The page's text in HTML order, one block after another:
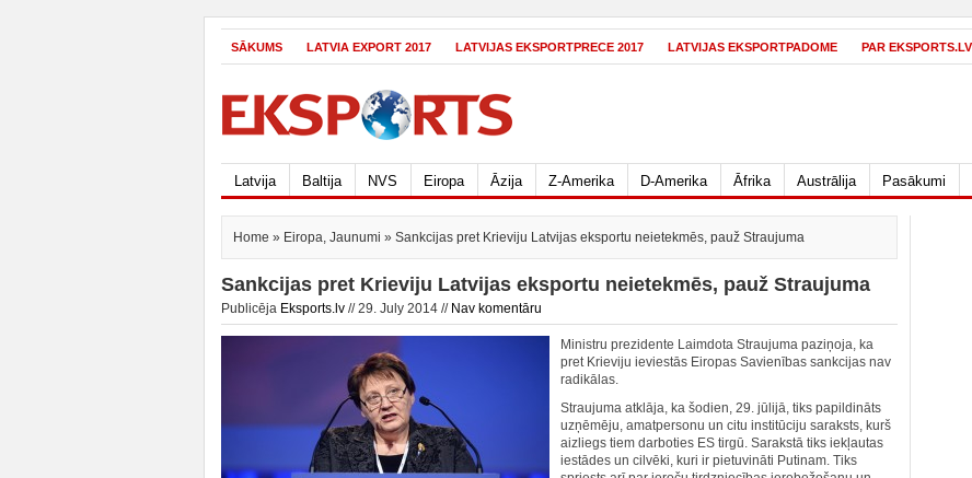
SĀKUMS LATVIA EXPORT 2017 LATVIJAS EKSPORTPRECE 2017 LATVIJAS EKSPORTPADOME PAR EKSPORTS.LV
Latvija Baltija NVS Eiropa Āzija Z-Amerika D-Amerika Āfrika Austrālija Pasākumi
Home » Eiropa, Jaunumi » Sankcijas pret Krieviju Latvijas eksportu neietekmēs, pauž Straujuma
Sankcijas pret Krieviju Latvijas eksportu neietekmēs, pauž Straujuma
Publicēja Eksports.lv // 29. July 2014 // Nav komentāru
Ministru prezidente Laimdota Straujuma paziņoja, ka
pret Krieviju ieviestās Eiropas Savienības sankcijas nav
radikālas.
Straujuma atklāja, ka šodien, 29. jūlijā, tiks papildināts
uzņēmēju, amatpersonu un citu institūciju saraksts, kurš
aizliegs tiem darboties ES tirgū. Sarakstā tiks iekļautas
iestādes un cilvēki, kuri ir pietuvināti Putinam. Tiks